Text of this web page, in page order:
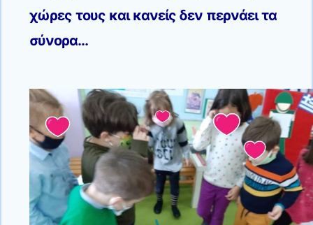
χώρες τους και κανείς δεν περνάει τα
σύνορα…